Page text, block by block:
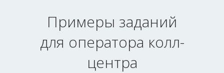
Примеры заданий
для оператора колл-
центра